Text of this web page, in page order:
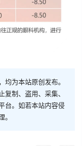
为本站原创发布。
制、盗用、采集、
台。如若本站内容侵